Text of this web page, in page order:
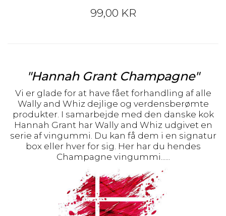
99,00 KR
"Hannah Grant Champagne"
Vi er glade for at have fået forhandling af alle
Wally and Whiz dejlige og verdensberømte
produkter. I samarbejde med den danske kok
Hannah Grant har Wally and Whiz udgivet en
serie af vingummi. Du kan få dem i en signatur
box eller hver for sig. Her har du hendes
Champagne vingummi......